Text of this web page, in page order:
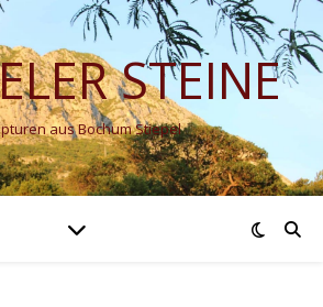
STEINE
aus Bochum Stiepel